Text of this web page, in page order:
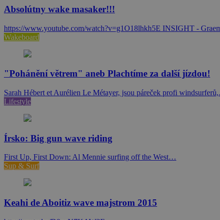
Absolútny wake masaker!!!
https://www.youtube.com/watch?v=g1O18lhkh5E INSIGHT -
Wakeboard
"Pohánění větrem" aneb Plachtíme za další jízdou!
Sarah Hébert et Aurélien Le Métayer, jsou páreček profi
Lifestyle
Írsko: Big gun wave riding
First Up, First Down: Al Mennie surfing off the West…
Sup & Surf
Keahi de Aboitiz wave majstrom 2015